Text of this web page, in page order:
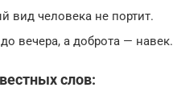
вид человека не портит.
вечера, а доброта — навек.
слов: